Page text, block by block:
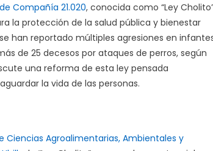
Compañía 21.020, conocida como “Ley
la protección de la salud pública y bienestar
han reportado múltiples agresiones en
de 25 decesos por ataques de perros, según
una reforma de esta ley pensada
la vida de las personas.
Ciencias Agroalimentarias, Ambientales y